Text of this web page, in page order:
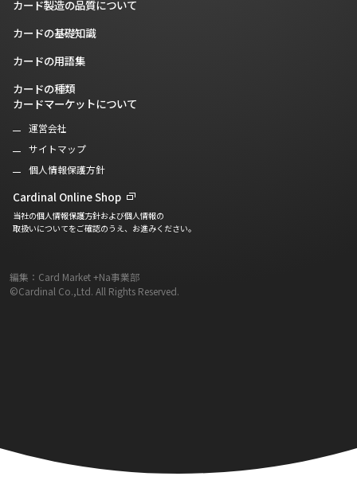
カード製造の品質について
カードの基礎知識
カードの用語集
カードの種類
カードマーケットについて
運営会社
サイトマップ
個人情報保護方針
Cardinal Online Shop
当社の個人情報保護方針および個人情報の
取扱いについてをご確認のうえ、お進みください。
編集：Card Market +Na事業部
©Cardinal Co.,Ltd. All Rights Reserved.